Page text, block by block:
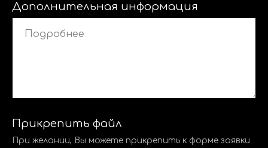
Дополнительная информация
Прикрепить файл
При желании, Вы можете прикрепить к форме заявки